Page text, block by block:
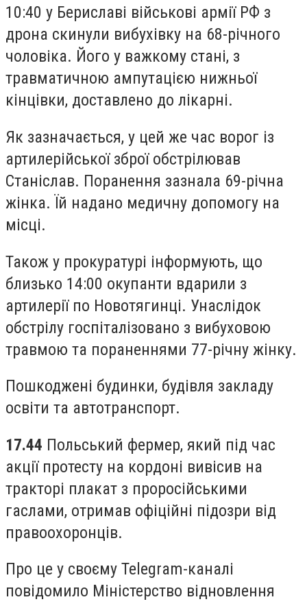
10:40 у Бериславі військові армії РФ з
дрона скинули вибухівку на 68-річного
чоловіка. Його у важкому стані, з
травматичною ампутацією нижньої
кінцівки, доставлено до лікарні.
Як зазначається, у цей же час ворог із
артилерійської зброї обстрілював
Станіслав. Поранення зазнала 69-річна
жінка. Їй надано медичну допомогу на
місці.
Також у прокуратурі інформують, що
близько 14:00 окупанти вдарили з
артилерії по Новотягинці. Унаслідок
обстрілу госпіталізовано з вибуховою
травмою та пораненнями 77-річну жінку.
Пошкоджені будинки, будівля закладу
освіти та автотранспорт.
17.44 Польський фермер, який під час
акції протесту на кордоні вивісив на
тракторі плакат з проросійськими
гаслами, отримав офіційні підозри від
правоохоронців.
Про це у своєму Telegram-каналі
повідомило Міністерство відновлення